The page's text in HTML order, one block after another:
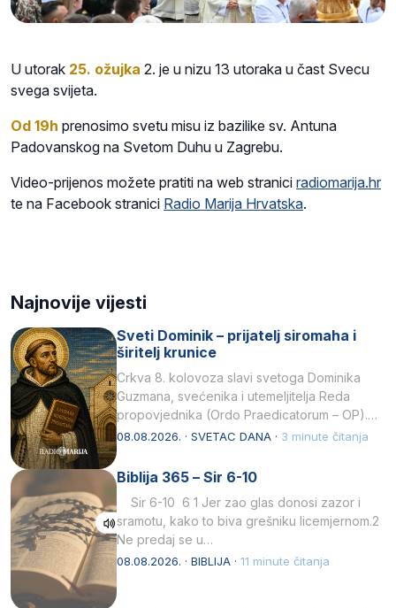
U utorak 25. ožujka 2. je u nizu 13 utoraka u čast Svecu
svega svijeta.
Od 19h prenosimo svetu misu iz bazilike sv. Antuna
Padovanskog na Svetom Duhu u Zagrebu.
Video-prijenos možete pratiti na web stranici radiomarija.hr
te na Facebook stranici Radio Marija Hrvatska.
Najnovije vijesti
Sveti Dominik – prijatelj siromaha i
širitelj krunice
Crkva 8. kolovoza slavi svetoga Dominika
Guzmana, svećenika i utemeljitelja Reda
propovjednika (Ordo Praedicatorum – OP).
Svojim životom, dubokom ljubavlju prema
08.08.2026. · SVETAC DANA · 3 minute čitanja
Biblija 365 – Sir 6-10
Sir 6-10 6 1 Jer zao glas donosi zazor i
sramotu, kako to biva grešniku licemjernom.2
Ne predaj se u…
08.08.2026. · BIBLIJA · 11 minute čitanja